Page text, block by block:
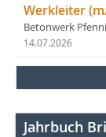
Werkleiter
Betonwerk
14.07.2026
Jahrbuch